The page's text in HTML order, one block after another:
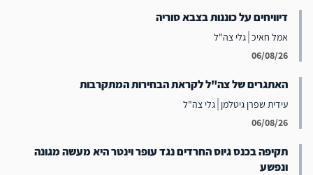
דיוויחים על כוננות בצבא סוריה
אמל חאיכ גלי צה"ל
06/08/26
האתגרים של צה"ל לקראת הבחירות המתקרבות
עידית שפרן גיטלמן גלי צה"ל
06/08/26
תקיפה בכנס גיוס החרדים נגד עופר וינטר היא מעשה מגונה
ונפשע